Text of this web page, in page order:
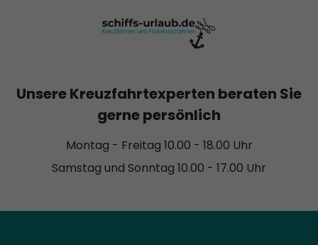
Unsere Kreuzfahrtexperten beraten Sie
gerne persönlich
Montag - Freitag 10.00 - 18.00 Uhr
Samstag und Sonntag 10.00 - 17.00 Uhr